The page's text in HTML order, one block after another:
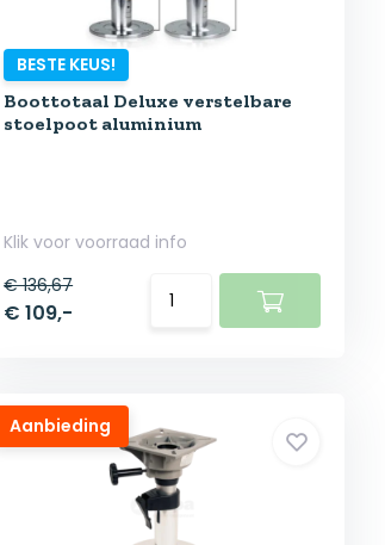
BESTE KEUS!
Boottotaal Deluxe verstelbare
stoelpoot aluminium
Klik voor voorraad info
€ 136,67
€ 109,-
Aanbieding